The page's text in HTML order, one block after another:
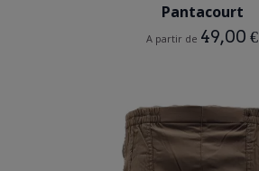
Pantacourt
A partir de 49,00 €